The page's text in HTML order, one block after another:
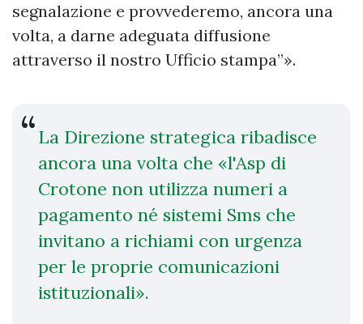
segnalazione e provvederemo, ancora una
volta, a darne adeguata diffusione
attraverso il nostro Ufficio stampa”».
La Direzione strategica ribadisce
ancora una volta che «l'Asp di
Crotone non utilizza numeri a
pagamento né sistemi Sms che
invitano a richiami con urgenza
per le proprie comunicazioni
istituzionali».